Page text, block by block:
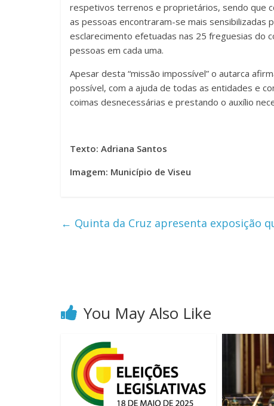
respetivos terrenos e proprietários, sendo que
as pessoas encontraram-se mais sensibilizadas
esclarecimento efetuadas nas 25 freguesias do
pessoas em cada uma.
Apesar desta “missão impossível” o autarca
possível, com a ajuda de todas as entidades e
coimas desnecessárias e prestando o auxílio
Texto: Adriana Santos
Imagem: Município de Viseu
← Quinta da Cruz apresenta exposição
You May Also Like